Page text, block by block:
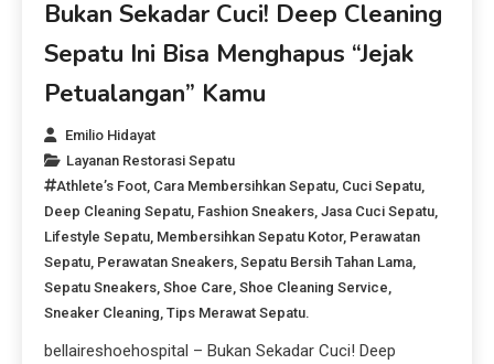
Bukan Sekadar Cuci! Deep Cleaning
Sepatu Ini Bisa Menghapus “Jejak
Petualangan” Kamu
Emilio Hidayat
Layanan Restorasi Sepatu
Athlete’s Foot, Cara Membersihkan Sepatu, Cuci Sepatu,
Deep Cleaning Sepatu, Fashion Sneakers,Jasa Cuci Sepatu,
Lifestyle Sepatu, Membersihkan Sepatu Kotor, Perawatan
Sepatu, Perawatan Sneakers,Sepatu Bersih Tahan Lama,
Sepatu Sneakers,Shoe Care,Shoe Cleaning Service,
Sneaker Cleaning,Tips Merawat Sepatu.
bellaireshoehospital – Bukan Sekadar Cuci! Deep